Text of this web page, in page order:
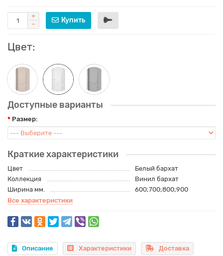
Купить
Цвет:
Доступные варианты
Размер:
Краткие характеристики
Цвет
Белый бархат
Коллекция
Винил бархат
Ширина мм.
600;700;800;900
Все характеристики
Описание Характеристики Доставка